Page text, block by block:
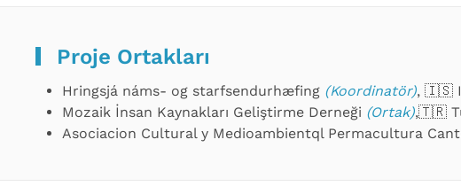
Proje Ortakları
Hringsjá náms- og starfsendurhæfing (Koordinatör), 🇮🇸
Mozaik İnsan Kaynakları Geliştirme Derneği (Ortak),🇹🇷
Asociacion Cultural y Medioambientql Permacultura